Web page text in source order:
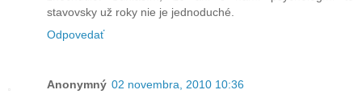
stavovsky už roky nie je jednoduché.
Odpovedať
Anonymný 02 novembra, 2010 10:36